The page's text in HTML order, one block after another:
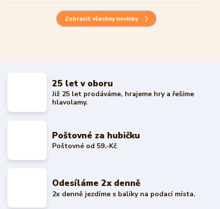
Zobrazit všechny novinky
25 let v oboru
Již 25 let prodáváme, hrajeme hry a řešíme
hlavolamy.
Poštovné za hubičku
Poštovné od 59.-Kč
Odesíláme 2x denně
2x denně jezdíme s balíky na podací místa.